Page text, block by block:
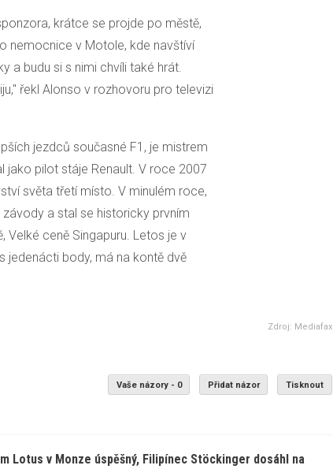
krátce se projde po městě,
nemocnice v Motole, kde navštíví
a budu si s nimi chvíli také hrát.
řekl Alonso v rozhovoru pro televizi
jezdců současné F1, je mistrem
jako pilot stáje Renault. V roce 2007
světa třetí místo. V minulém roce,
a stal se historicky prvním
Velké ceně Singapuru. Letos je v
jedenácti body, má na kontě dvě
Zdroj: Mediafax
Vaše názory - 0 Přidat názor Tisknout
Lotus v Monze úspěšný, Filipínec Stöckinger dosáhl na